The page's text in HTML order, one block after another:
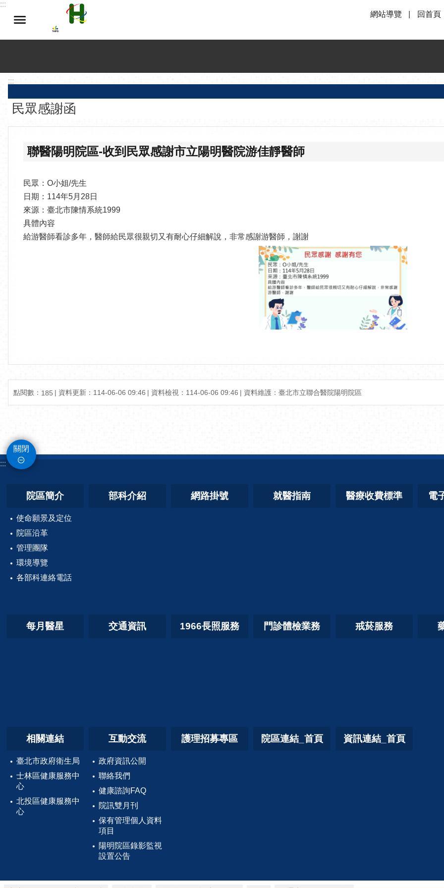
跳到主要內容區塊
:::
網站導覽
回首頁
:::
民眾感謝函
聯醫陽明院區-收到民眾感謝市立陽明醫院游佳靜醫師
民眾：O小姐/先生
日期：114年5月28日
來源：臺北市陳情系統1999
具體內容
給游醫師看診多年，醫師給民眾很親切又有耐心仔細解說，非常感謝游醫師，謝謝
點閱數： 185 資料更新：114-06-06 09:46 資料檢視：114-06-06 09:46 資料維護：臺北市立聯合醫院陽明院區
關閉
:::
院區簡介
使命願景及定位
院區沿革
管理團隊
環境導覽
各部科連絡電話
部科介紹 網路掛號 就醫指南 醫療收費標準 電
每月醫星 交通資訊 1966長照服務 門診體檢業務 戒菸服務
相關連結
臺北市政府衛生局
士林區健康服務中
心
北投區健康服務中
心
互動交流
政府資訊公開
聯絡我們
健康諮詢FAQ
院訊雙月刊
保有管理個人資料
項目
陽明院區錄影監視
設置公告
護理招募專區 院區連結_首頁 資訊連結_首頁